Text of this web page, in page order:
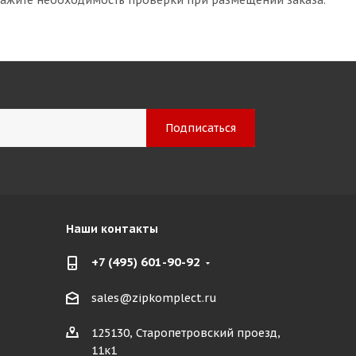
Наши контакты
+7 (495) 601-90-92
sales@zipkomplect.ru
125130, Старопетровский проезд,
11к1